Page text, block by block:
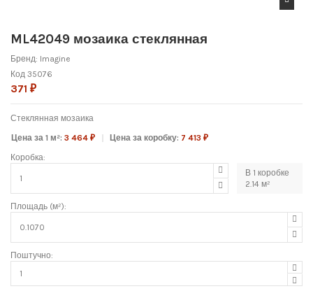
ML42049 мозаика стеклянная
Бренд: Imagine
Код 35076
371 ₽
Стеклянная мозаика
Цена за 1 м²:3 464 ₽ Цена за коробку: 7 413 ₽
Коробка:
В 1 коробке
2.14м²
Площадь (м²):
Поштучно: